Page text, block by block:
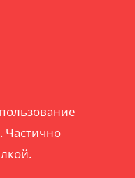
Частично